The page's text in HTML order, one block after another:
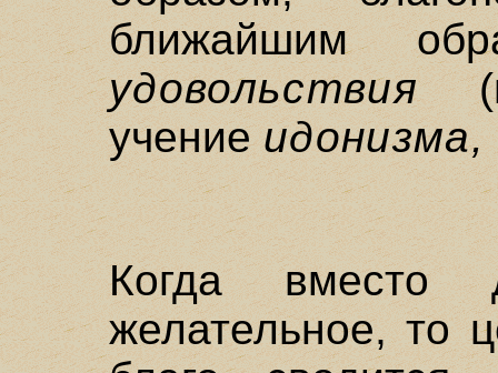
ближайшим
удовольствия
учениеидонизма,
Когда вместо
желательное, то